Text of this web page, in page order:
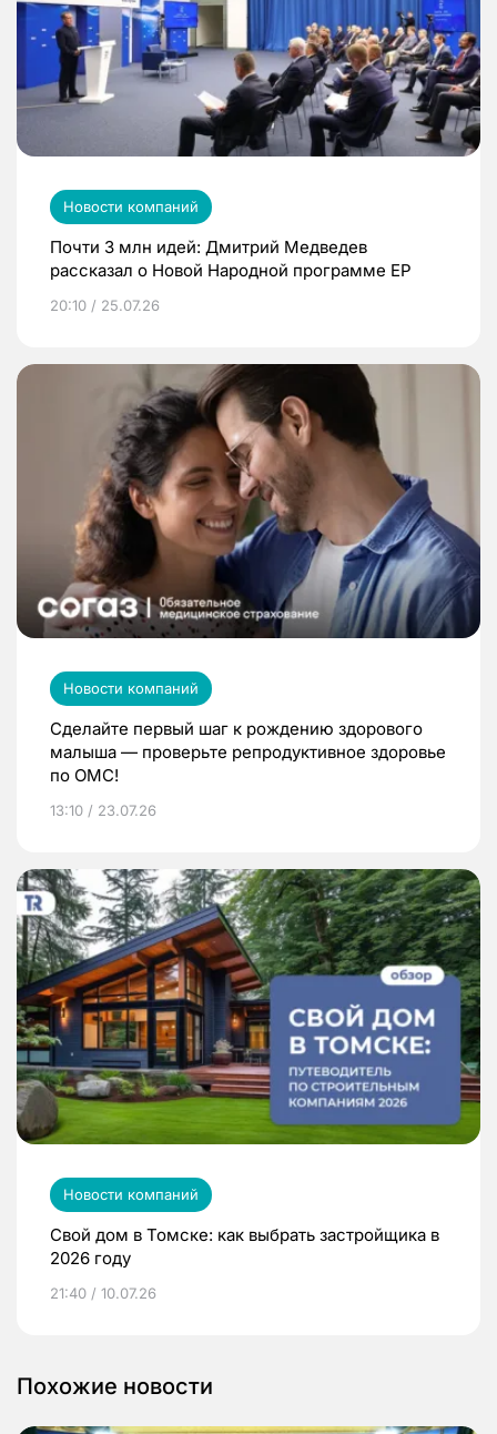
Новости компаний
Почти 3 млн идей: Дмитрий Медведев
рассказал о Новой Народной программе ЕР
20:10 / 25.07.26
Новости компаний
Сделайте первый шаг к рождению здорового
малыша — проверьте репродуктивное здоровье
по ОМС!
13:10 / 23.07.26
Новости компаний
Свой дом в Томске: как выбрать застройщика в
2026 году
21:40 / 10.07.26
Похожие новости